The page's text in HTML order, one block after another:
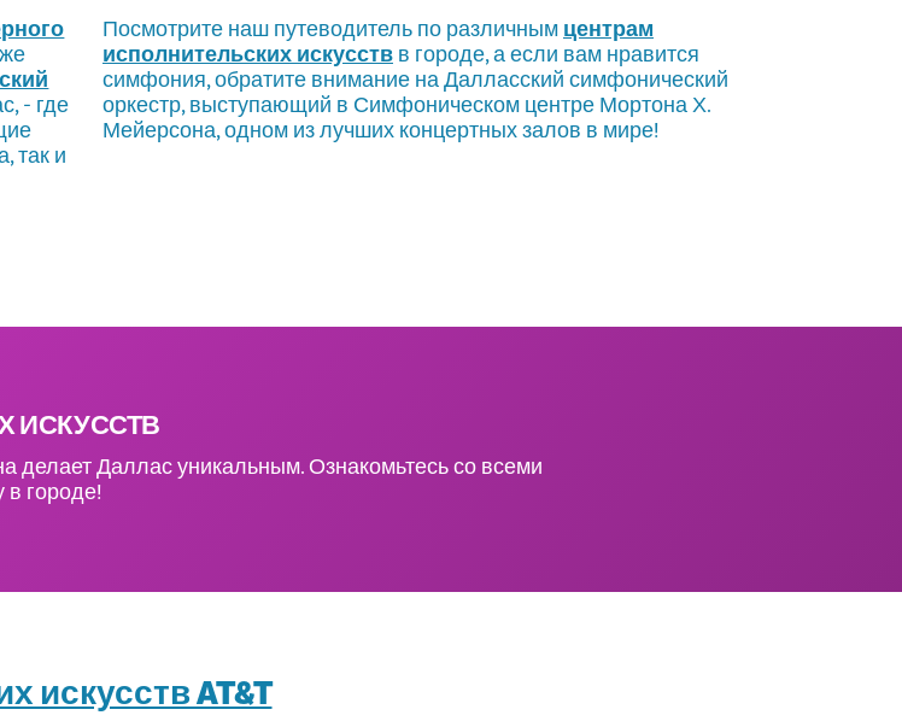
- где
так и
Посмотрите наш путеводитель по различным центрам
исполнительских искусств в городе, а если вам нравится
симфония, обратите внимание на Далласский симфонический
оркестр, выступающий в Симфоническом центре Мортона Х.
Мейерсона, одном из лучших концертных залов в мире!
ИСКУССТВ
делает Даллас уникальным. Ознакомьтесь со всеми
в городе!
искусств AT&T